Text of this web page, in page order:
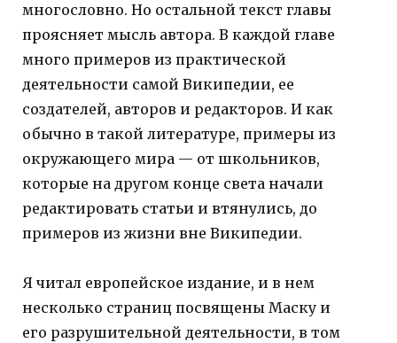
многословно. Но остальной текст главы
проясняет мысль автора. В каждой главе
много примеров из практической
деятельности самой Википедии, ее
создателей, авторов и редакторов. И как
обычно в такой литературе, примеры из
окружающего мира — от школьников,
которые на другом конце света начали
редактировать статьи и втянулись, до
примеров из жизни вне Википедии.
Я читал европейское издание, и в нем
несколько страниц посвящены Маску и
его разрушительной деятельности, в том